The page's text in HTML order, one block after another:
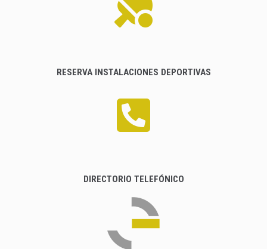
RESERVA INSTALACIONES DEPORTIVAS
DIRECTORIO TELEFÓNICO